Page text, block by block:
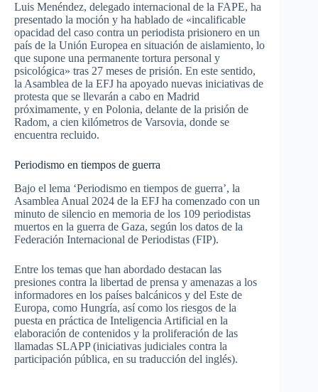
Luis Menéndez, delegado internacional de la FAPE, ha
presentado la moción y ha hablado de «incalificable
opacidad del caso contra un periodista prisionero en un
país de la Unión Europea en situación de aislamiento, lo
que supone una permanente tortura personal y
psicológica» tras 27 meses de prisión. En este sentido,
la Asamblea de la EFJ ha apoyado nuevas iniciativas de
protesta que se llevarán a cabo en Madrid
próximamente, y en Polonia, delante de la prisión de
Radom, a cien kilómetros de Varsovia, donde se
encuentra recluido.
Periodismo en tiempos de guerra
Bajo el lema ‘Periodismo en tiempos de guerra’, la
Asamblea Anual 2024 de la EFJ ha comenzado con un
minuto de silencio en memoria de los 109 periodistas
muertos en la guerra de Gaza, según los datos de la
Federación Internacional de Periodistas (FIP).
Entre los temas que han abordado destacan las
presiones contra la libertad de prensa y amenazas a los
informadores en los países balcánicos y del Este de
Europa, como Hungría, así como los riesgos de la
puesta en práctica de Inteligencia Artificial en la
elaboración de contenidos y la proliferación de las
llamadas SLAPP (iniciativas judiciales contra la
participación pública, en su traducción del inglés).